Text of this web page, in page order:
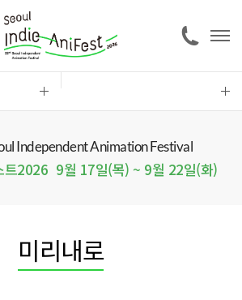
Independent Animation Festival
트2026 9월 17일(목) ~ 9월 22일(화)
미리내로